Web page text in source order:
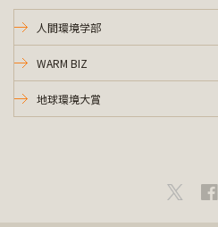
人間環境学部
WARM BIZ
地球環境大賞